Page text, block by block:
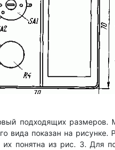
подходящих
вида показан на
понятна из рис. 3. Для